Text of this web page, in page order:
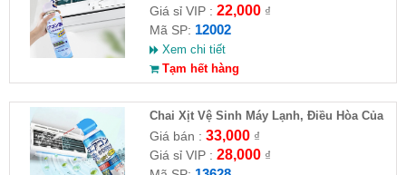
Giá sỉ VIP : 22,000₫
Mã SP: 12002
Xem chi tiết
Tạm hết hàng
Chai Xịt Vệ Sinh Máy Lạnh, Điều Hòa Của
Nhật (Chai 520ml)
Giá bán : 33,000₫
Giá sỉ VIP : 28,000₫